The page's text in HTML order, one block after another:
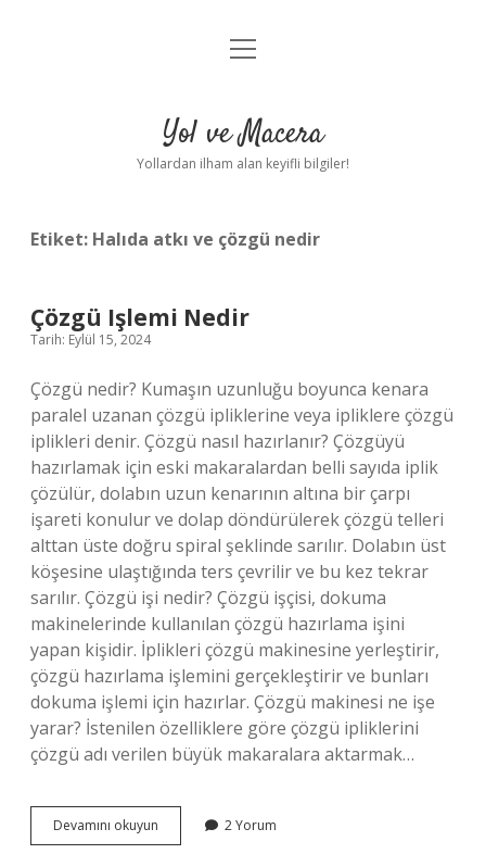
Anasayfa
Yasal Uyarı
menüyü
Yol ve Macera
Yollardan ilham alan keyifli bilgiler!
Etiket: Halıda atkı ve çözgü nedir
Çözgü Işlemi Nedir
Tarih: Eylül 15, 2024
Çözgü nedir? Kumaşın uzunluğu boyunca kenara
paralel uzanan çözgü ipliklerine veya ipliklere çözgü
iplikleri denir. Çözgü nasıl hazırlanır? Çözgüyü
hazırlamak için eski makaralardan belli sayıda iplik
çözülür, dolabın uzun kenarının altına bir çarpı
işareti konulur ve dolap döndürülerek çözgü telleri
alttan üste doğru spiral şeklinde sarılır. Dolabın üst
köşesine ulaştığında ters çevrilir ve bu kez tekrar
sarılır. Çözgü işi nedir? Çözgü işçisi, dokuma
makinelerinde kullanılan çözgü hazırlama işini
yapan kişidir. İplikleri çözgü makinesine yerleştirir,
çözgü hazırlama işlemini gerçekleştirir ve bunları
dokuma işlemi için hazırlar. Çözgü makinesi ne işe
yarar? İstenilen özelliklere göre çözgü ipliklerini
çözgü adı verilen büyük makaralara aktarmak…
Devamını okuyun
Işlemi
2 Yorum